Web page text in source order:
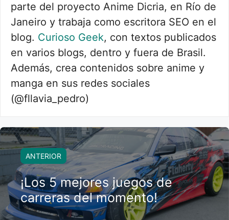
parte del proyecto Anime Dicria, en Río de
Janeiro y trabaja como escritora SEO en el
blog. Curioso Geek, con textos publicados
en varios blogs, dentro y fuera de Brasil.
Además, crea contenidos sobre anime y
manga en sus redes sociales
(@fllavia_pedro)
ANTERIOR
¡Los 5 mejores juegos de
carreras del momento!